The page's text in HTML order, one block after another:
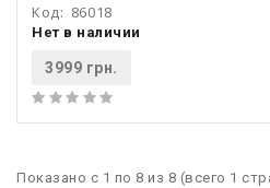
Код: 86018
Нет в наличии
3999 грн.
Показано с 1 по 8 из 8 (всего 1